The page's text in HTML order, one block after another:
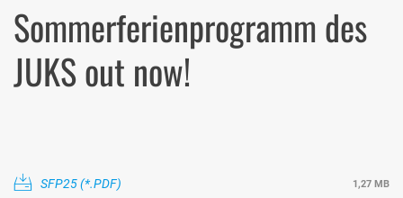
Sommerferienprogramm des
JUKS out now!
SFP25 1,27 MB